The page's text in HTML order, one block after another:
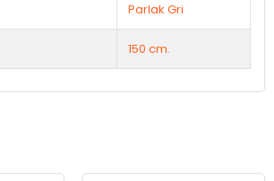
Parlak Gri
150 cm.